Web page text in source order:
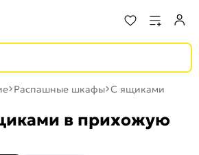
Распашные шкафы С ящиками
в прихожую